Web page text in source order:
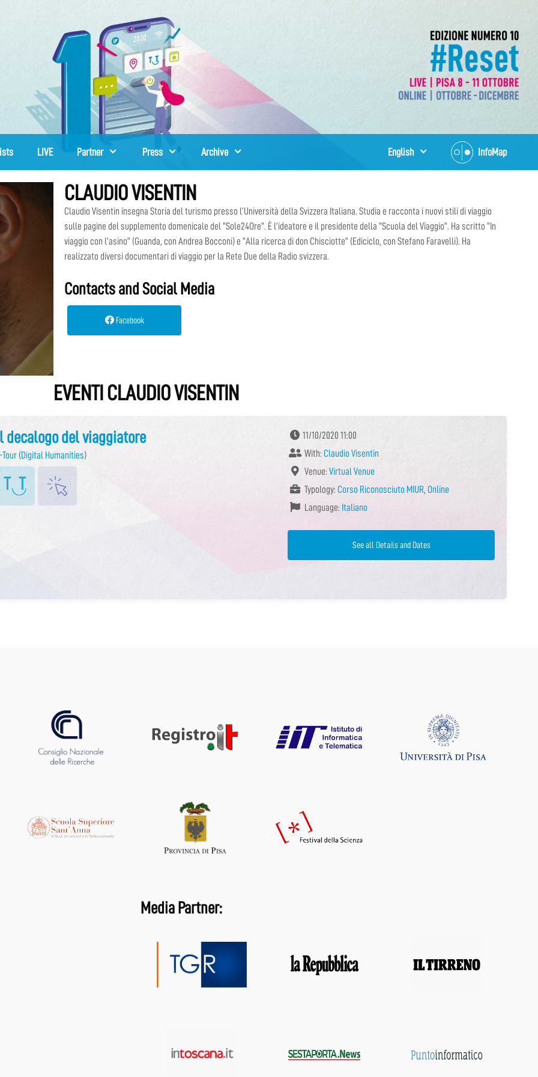
LIVE Partner Press Archive InfoMap
English
CLAUDIO VISENTIN
Claudio Visentin insegna Storia del turismo presso l’Università della Svizzera Italiana. Studia e racconta i nuovi stili di viaggio
sulle pagine del supplemento domenicale del “Sole24Ore”. È l’ideatore e il presidente della “Scuola del Viaggio”. Ha scritto “In
viaggio con l’asino” (Guanda, con Andrea Bocconi) e “Alla ricerca di don Chisciotte” (Ediciclo, con Stefano Faravelli). Ha
realizzato diversi documentari di viaggio per la Rete Due della Radio svizzera.
Contacts and Social Media
Facebook
EVENTI CLAUDIO VISENTIN
decalogo del viaggiatore
Tour(Digital Humanities)
11/10/2020 11:00
With:Claudio Visentin
Venue:Virtual Venue
Typology:Corso Riconosciuto MIUR,Online
Language: Italiano
See all Details and Dates
Media Partner: